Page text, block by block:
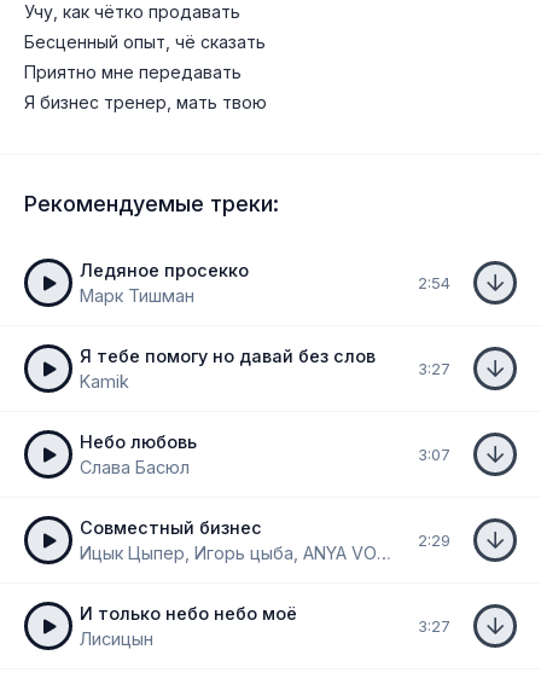
Учу, как чётко продавать
Бесценный опыт, чё сказать
Приятно мне передавать
Я бизнес тренер, мать твою
Рекомендуемые треки:
Ледяное просекко
Марк Тишман
2:54
Я тебе помогу но давай без слов
Kamik
3:27
Небо любовь
Слава Басюл
3:07
Совместный бизнес
Ицык Цыпер, Игорь цыба, ANYA VORONA
2:29
И только небо небо моё
Лисицын
3:27